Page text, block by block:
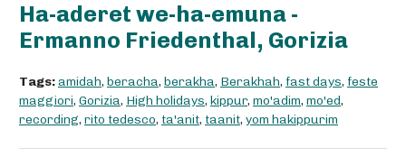
Ha-aderet we-ha-emuna -
Ermanno Friedenthal, Gorizia
Tags:amidah, beracha, berakha, Berakhah, fast days, feste
maggiori, Gorizia, High holidays, kippur, mo'adim, mo'ed,
recording, rito tedesco, ta'anit, taanit, yom hakippurim